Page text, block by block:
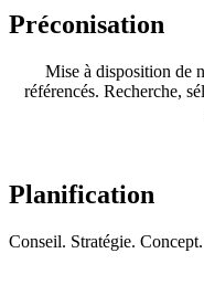
Préconisation
Mise à disposition de
référencés. Recherche,
Planification
Conseil. Stratégie.